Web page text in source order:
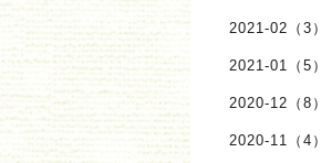
2021-02（3）
2021-01（5）
2020-12（8）
2020-11（4）